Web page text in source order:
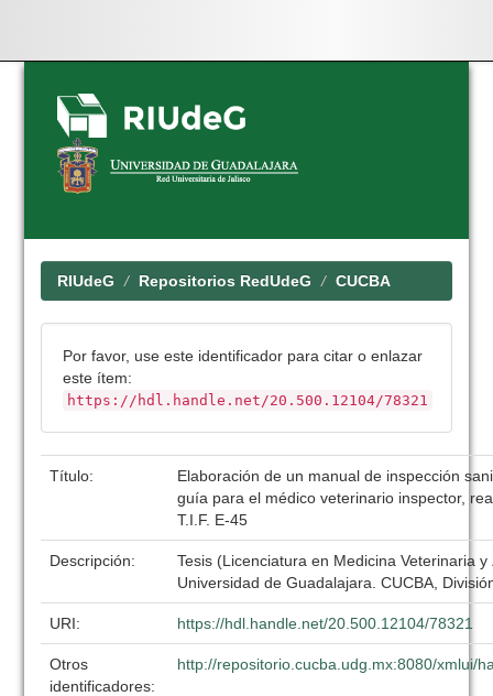
Skip
navigation
RIUdeG Repositorios RedUdeG CUCBA
Por favor, use este identificador para citar o enlazar
este ítem:
https://hdl.handle.net/20.500.12104/78321
Título:
Elaboración de un manual de inspección
guía para el médico veterinario inspector,
T.I.F. E-45
Descripción:
Tesis (Licenciatura en Medicina Veterinaria
Universidad de Guadalajara. CUCBA,
URI: https://hdl.handle.net/20.500.12104/78321
Otros
identificadores:
http://repositorio.cucba.udg.mx:8080/xmlui/